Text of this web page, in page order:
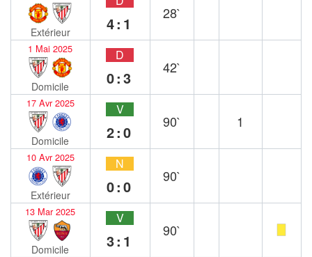
Extérieur 4:1
28`
1 Mai 2025
Domicile
D
0:3
42`
17 Avr 2025
Domicile
V
2:0
90` 1
10 Avr 2025
Extérieur
N
0:0
90`
13 Mar 2025
Domicile
V
3:1
90`